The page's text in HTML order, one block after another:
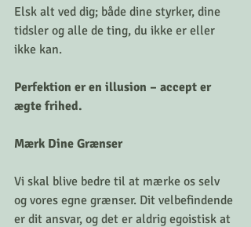
Elsk alt ved dig; både dine styrker, dine
tidsler og alle de ting, du ikke er eller
ikke kan.
Perfektion er en illusion – accept er
ægte frihed.
Mærk Dine Grænser
Vi skal blive bedre til at mærke os selv
og vores egne grænser. Dit velbefindende
er dit ansvar, og det er aldrig egoistisk at